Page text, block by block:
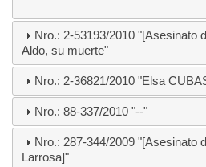
Nro.: 2-53193/2010 "[Asesinato
Aldo, su muerte"
Nro.: 2-36821/2010 "Elsa
Nro.: 88-337/2010 "--"
Nro.: 287-344/2009 "[Asesinato
Larrosa]"